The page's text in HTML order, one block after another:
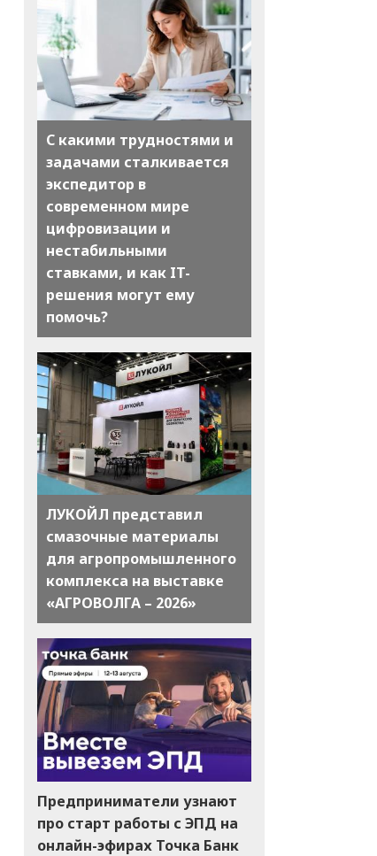
С какими трудностями и
задачами сталкивается
экспедитор в
современном мире
цифровизации и
нестабильными
ставками, и как IT-
решения могут ему
помочь?
ЛУКОЙЛ представил
смазочные материалы
для агропромышленного
комплекса на выставке
«АГРОВОЛГА – 2026»
Предприниматели узнают
про старт работы с ЭПД на
онлайн-эфирах Точка Банк